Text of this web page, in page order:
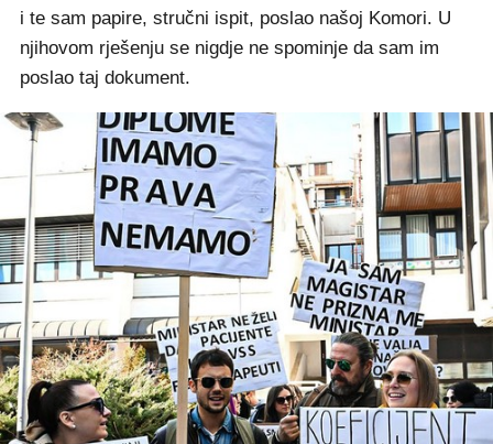
i te sam papire, stručni ispit, poslao našoj Komori. U
njihovom rješenju se nigdje ne spominje da sam im
poslao taj dokument.